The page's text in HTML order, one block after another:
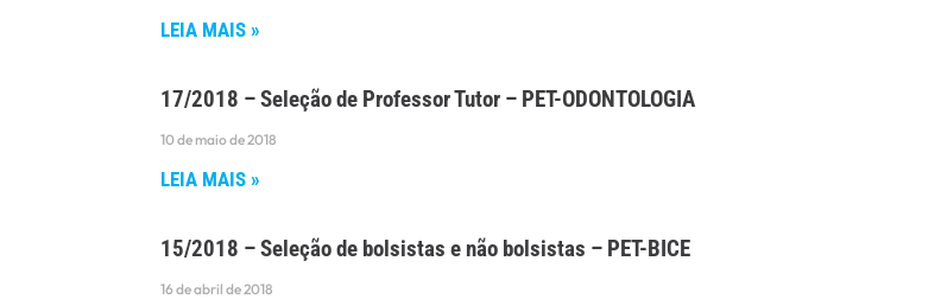
LEIA MAIS »
17/2018 – Seleção de Professor Tutor – PET-ODONTOLOGIA
10 de maio de 2018
LEIA MAIS »
15/2018 – Seleção de bolsistas e não bolsistas – PET-BICE
16 de abril de 2018